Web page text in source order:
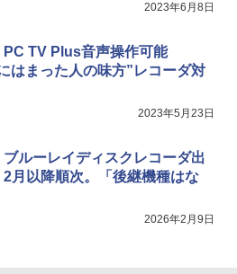
2023年6月8日
PC TV Plus音声操作可能
はまった人の味方”レコーダ対
2023年5月23日
ブルーレイディスクレコーダ出
月以降順次。「後継機種はな
2026年2月9日